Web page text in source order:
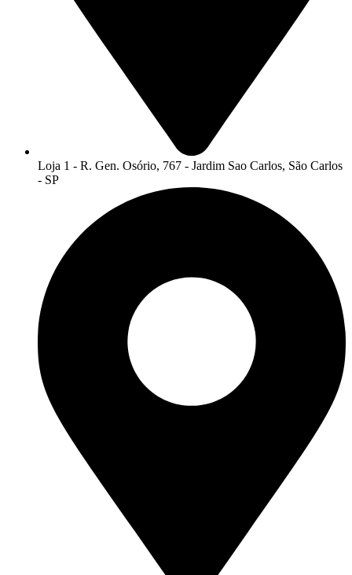
Loja 1 - R. Gen. Osório, 767 - Jardim Sao Carlos, São Carlos
- SP